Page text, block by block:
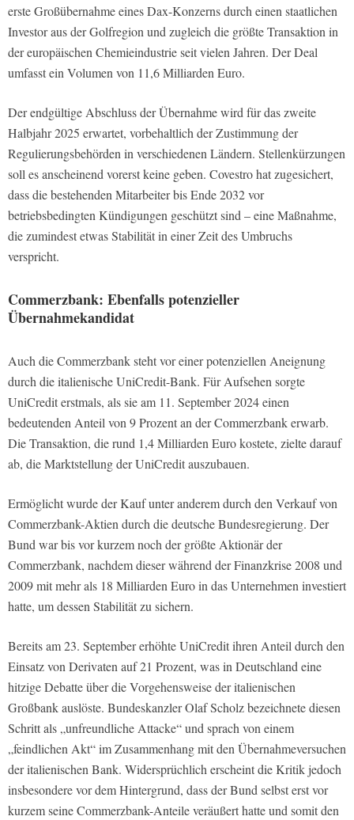
erste Großübernahme eines Dax-Konzerns durch einen staatlichen
Investor aus der Golfregion und zugleich die größte Transaktion in
der europäischen Chemieindustrie seit vielen Jahren. Der Deal
umfasst ein Volumen von 11,6 Milliarden Euro.
Der endgültige Abschluss der Übernahme wird für das zweite
Halbjahr 2025 erwartet, vorbehaltlich der Zustimmung der
Regulierungsbehörden in verschiedenen Ländern. Stellenkürzungen
soll es anscheinend vorerst keine geben. Covestro hat zugesichert,
dass die bestehenden Mitarbeiter bis Ende 2032 vor
betriebsbedingten Kündigungen geschützt sind – eine Maßnahme,
die zumindest etwas Stabilität in einer Zeit des Umbruchs
verspricht.
Commerzbank: Ebenfalls potenzieller
Übernahmekandidat
Auch die Commerzbank steht vor einer potenziellen Aneignung
durch die italienische UniCredit-Bank. Für Aufsehen sorgte
UniCredit erstmals, als sie am 11. September 2024 einen
bedeutenden Anteil von 9 Prozent an der Commerzbank erwarb.
Die Transaktion, die rund 1,4 Milliarden Euro kostete, zielte darauf
ab, die Marktstellung der UniCredit auszubauen.
Ermöglicht wurde der Kauf unter anderem durch den Verkauf von
Commerzbank-Aktien durch die deutsche Bundesregierung. Der
Bund war bis vor kurzem noch der größte Aktionär der
Commerzbank, nachdem dieser während der Finanzkrise 2008 und
2009 mit mehr als 18 Milliarden Euro in das Unternehmen investiert
hatte, um dessen Stabilität zu sichern.
Bereits am 23. September erhöhte UniCredit ihren Anteil durch den
Einsatz von Derivaten auf 21 Prozent, was in Deutschland eine
hitzige Debatte über die Vorgehensweise der italienischen
Großbank auslöste. Bundeskanzler Olaf Scholz bezeichnete diesen
Schritt als „unfreundliche Attacke“ und sprach von einem
„feindlichen Akt“ im Zusammenhang mit den Übernahmeversuchen
der italienischen Bank. Widersprüchlich erscheint die Kritik jedoch
insbesondere vor dem Hintergrund, dass der Bund selbst erst vor
kurzem seine Commerzbank-Anteile veräußert hatte und somit den